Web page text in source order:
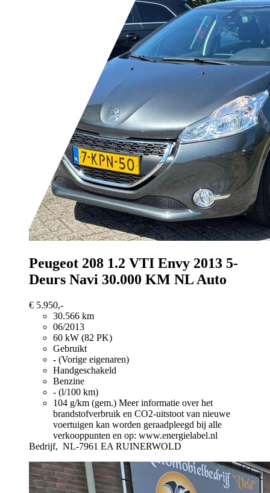
Peugeot 208 1.2 VTI Envy 2013 5-
Deurs Navi 30.000 KM NL Auto
€ 5.950,-
30.566 km
06/2013
60 kW (82 PK)
Gebruikt
- (Vorige eigenaren)
Handgeschakeld
Benzine
- (l/100 km)
104 g/km (gem.) Meer informatie over het
brandstofverbruik en CO2-uitstoot van nieuwe
voertuigen kan worden geraadpleegd bij alle
verkooppunten en op: www.energielabel.nl
Bedrijf, NL-7961 EA RUINERWOLD